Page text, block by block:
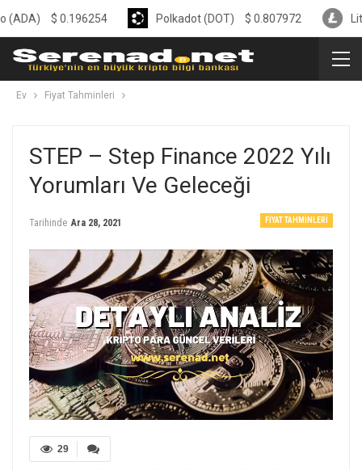
Ev Fiyat Tahminleri
STEP – Step Finance 2022 Yılı
Yorumları Ve Geleceği
FIYAT TAHMINLERI
Tarihinde Ara 28, 2021
29
$0.196254 Polkadot (DOT) $0.807972 Litecoin